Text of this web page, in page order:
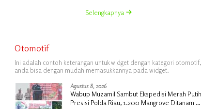
Selengkapnya
Otomotif
Ini adalah contoh keterangan untuk widget dengan kategori otomotif,
anda bisa dengan mudah memasukkannya pada widget.
Agustus 8, 2026
Wabup Muzamil Sambut Ekspedisi Merah Putih
Presisi Polda Riau, 1.200 Mangrove Ditanam di